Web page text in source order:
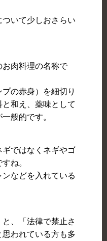
いて少しおさらい
肉料理の名称で
の赤身）を細切り
和え、薬味として
般的です。
ギではなくネギやゴ
ね。
などを入れている
、「法律で禁止さ
われている方も多